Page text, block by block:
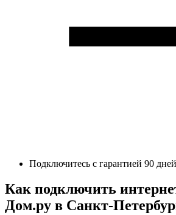
Подключитесь с гарантией 90 дней
Как подключить
Дом.ру в Санкт-